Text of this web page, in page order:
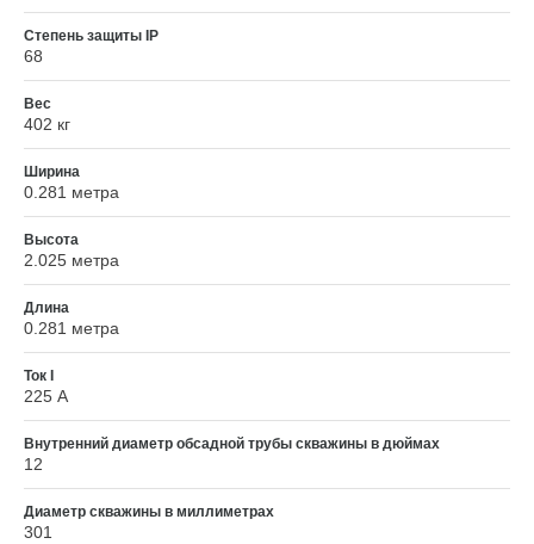
Степень защиты IP
68
Вес
402 кг
Ширина
0.281 метра
Высота
2.025 метра
Длина
0.281 метра
Ток I
225 А
Внутренний диаметр обсадной трубы скважины в дюймах
12
Диаметр скважины в миллиметрах
301